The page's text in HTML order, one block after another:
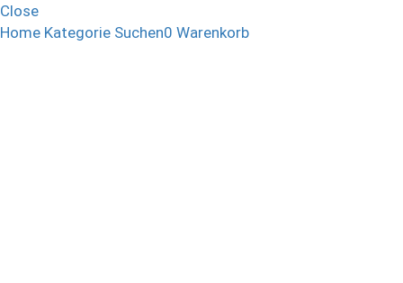
Close
Home Kategorie Suchen0 Warenkorb